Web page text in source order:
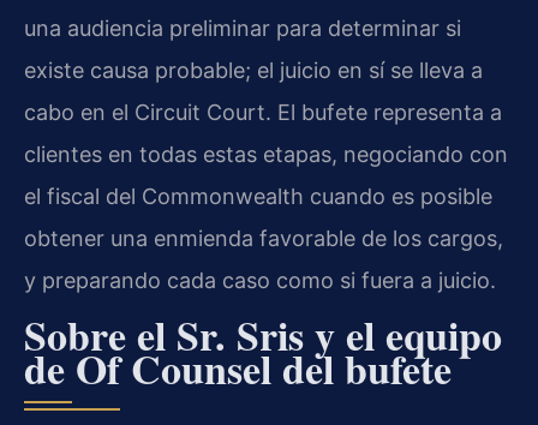
una audiencia preliminar para determinar si
existe causa probable; el juicio en sí se lleva a
cabo en el Circuit Court. El bufete representa a
clientes en todas estas etapas, negociando con
el fiscal del Commonwealth cuando es posible
obtener una enmienda favorable de los cargos,
y preparando cada caso como si fuera a juicio.
Sobre el Sr. Sris y el equipo
de Of Counsel del bufete